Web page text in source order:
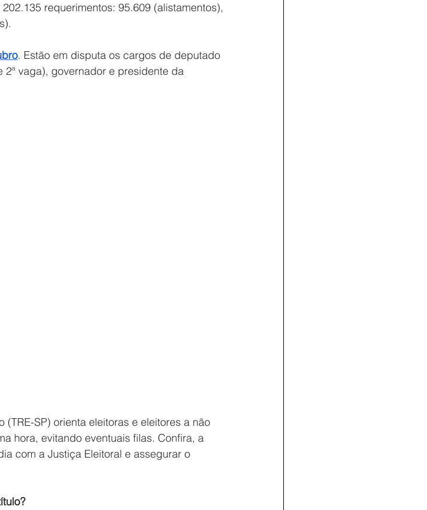
requerimentos: 95.609 (alistamentos),
. Estão em disputa os cargos de deputado
vaga), governador e presidente da
(TRE-SP) orienta eleitoras e eleitores a não
hora, evitando eventuais filas. Confira, a
com a Justiça Eleitoral e assegurar o